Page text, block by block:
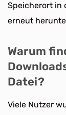
Speicherort in
erneut
Warum
Datei?
Viele Nutzer